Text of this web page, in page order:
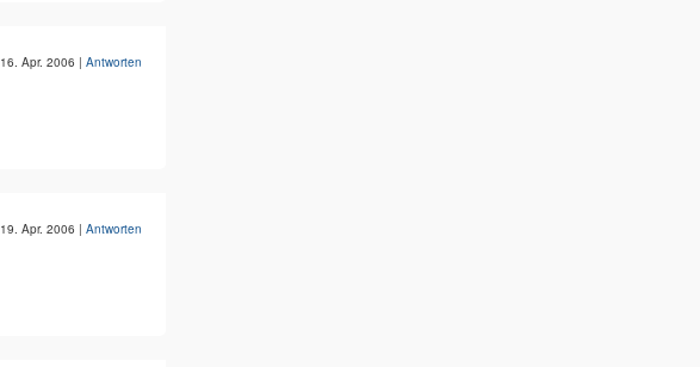
16. Apr. 2006 | Antworten
19. Apr. 2006 | Antworten